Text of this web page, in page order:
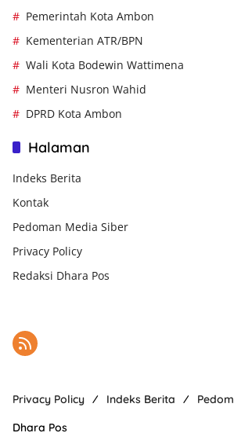
Pemerintah Kota Ambon
Kementerian ATR/BPN
Wali Kota Bodewin Wattimena
Menteri Nusron Wahid
DPRD Kota Ambon
Halaman
Indeks Berita
Kontak
Pedoman Media Siber
Privacy Policy
Redaksi Dhara Pos
Privacy Policy Indeks Berita
Dhara Pos